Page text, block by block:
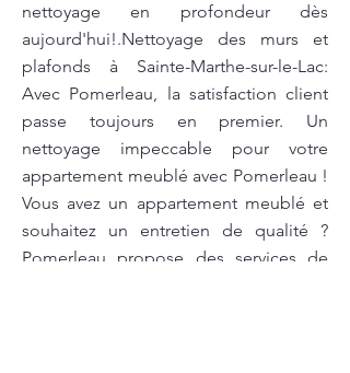
nettoyage en profondeur dès
aujourd'hui!.Nettoyage des murs et
plafonds à Sainte-Marthe-sur-le-Lac:
Avec Pomerleau, la satisfaction client
passe toujours en premier. Un
nettoyage impeccable pour votre
appartement meublé avec Pomerleau !
Vous avez un appartement meublé et
souhaitez un entretien de qualité ?
Pomerleau propose des services de